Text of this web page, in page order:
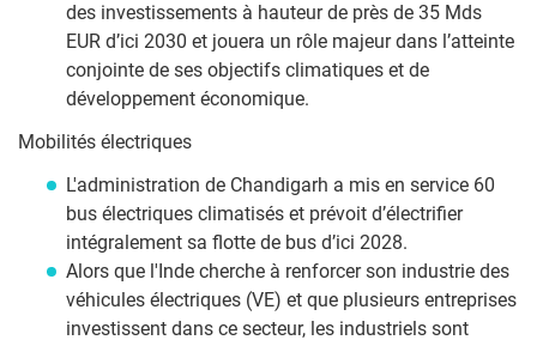
des investissements à hauteur de près de 35 Mds
EUR d’ici 2030 et jouera un rôle majeur dans l’atteinte
conjointe de ses objectifs climatiques et de
développement économique.
Mobilités électriques
L'administration de Chandigarh a mis en service 60
bus électriques climatisés et prévoit d’électrifier
intégralement sa flotte de bus d’ici 2028.
Alors que l'Inde cherche à renforcer son industrie des
véhicules électriques (VE) et que plusieurs entreprises
investissent dans ce secteur, les industriels sont